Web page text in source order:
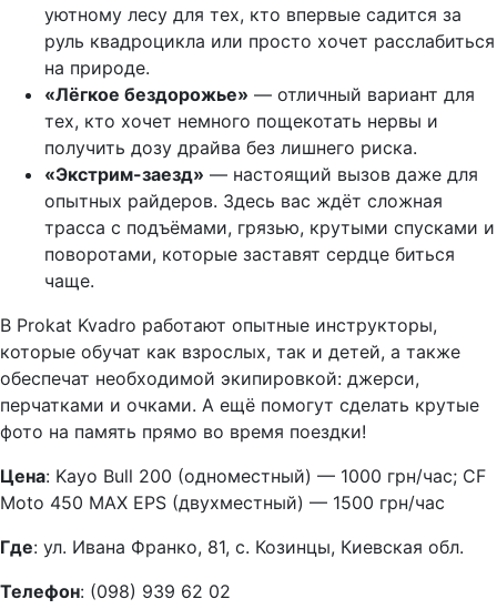
уютному лесу для тех, кто впервые садится за
руль квадроцикла или просто хочет расслабиться
на природе.
«Лёгкое бездорожье» — отличный вариант для
тех, кто хочет немного пощекотать нервы и
получить дозу драйва без лишнего риска.
«Экстрим-заезд» — настоящий вызов даже для
опытных райдеров. Здесь вас ждёт сложная
трасса с подъёмами, грязью, крутыми спусками и
поворотами, которые заставят сердце биться
чаще.
В Prokat Kvadro работают опытные инструкторы,
которые обучат как взрослых, так и детей, а также
обеспечат необходимой экипировкой: джерси,
перчатками и очками. А ещё помогут сделать крутые
фото на память прямо во время поездки!
Цена: Kayo Bull 200 (одноместный) — 1000 грн/час; CF
Moto 450 MAX EPS (двухместный) — 1500 грн/час
Где: ул. Ивана Франко, 81, с. Козинцы, Киевская обл.
Телефон: (098) 939 62 02